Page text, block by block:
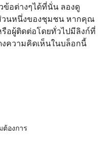
ต้องการ
อต่างๆได้ที่นั่น ลองดู
วนหนึ่งของชุมชน หากคุณ
อผู้ติดต่อโดยทั่วไปมีลิงก์ที่
งความคิดเห็นในบล็อกนี้